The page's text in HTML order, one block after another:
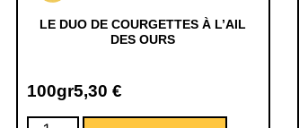
LE DUO DE COURGETTES À L’AIL
DES OURS
100gr5,30 €